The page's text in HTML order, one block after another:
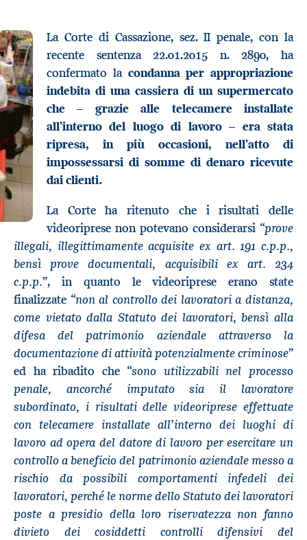
La Corte di Cassazione, sez. II penale, con la
recente sentenza 22.01.2015 n. 2890, ha
confermato la condanna per appropriazione
indebita di una cassiera di un supermercato
che – grazie alle telecamere installate
all’interno del luogo di lavoro – era stata
ripresa, in più occasioni, nell’atto di
impossessarsi di somme di denaro ricevute
dai clienti.
La Corte ha ritenuto che i risultati delle
videoriprese non potevano considerarsi “prove
illegali, illegittimamente acquisite ex art. 191 c.p.p.,
bensì prove documentali, acquisibili ex art. 234
c.p.p.”, in quanto le videoriprese erano state
finalizzate “non al controllo dei lavoratori a distanza,
come vietato dalla Statuto dei lavoratori, bensì alla
difesa del patrimonio aziendale attraverso la
documentazione di attività potenzialmente criminose”
ed ha ribadito che “sono utilizzabili nel processo
penale, ancorché imputato sia il lavoratore
subordinato, i risultati delle videoriprese effettuate
con telecamere installate all’interno dei luoghi di
lavoro ad opera del datore di lavoro per esercitare un
controllo a beneficio del patrimonio aziendale messo a
rischio da possibili comportamenti infedeli dei
lavoratori, perché le norme dello Statuto dei lavoratori
poste a presidio della loro riservatezza non fanno
divieto dei cosiddetti controlli difensivi del